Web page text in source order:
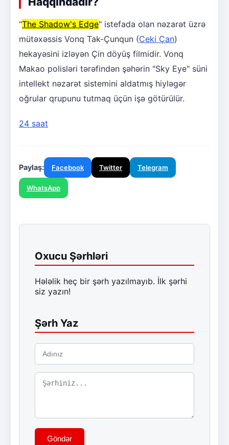
"The Shadow's Edge" istefada olan nəzarət üzrə
mütəxəssis Vonq Tak-Çunqun (Ceki Çan)
hekayəsini izləyən Çin döyüş filmidir. Vonq
Makao polisləri tərəfindən şəhərin "Sky Eye" süni
intellekt nəzarət sistemini aldatmış hiyləgər
oğrular qrupunu tutmaq üçün işə götürülür.
24 saat
Paylaş: Facebook Twitter Telegram
WhatsApp
Oxucu Şərhləri
Hələlik heç bir şərh yazılmayıb. İlk şərhi
siz yazın!
Şərh Yaz
Göndər